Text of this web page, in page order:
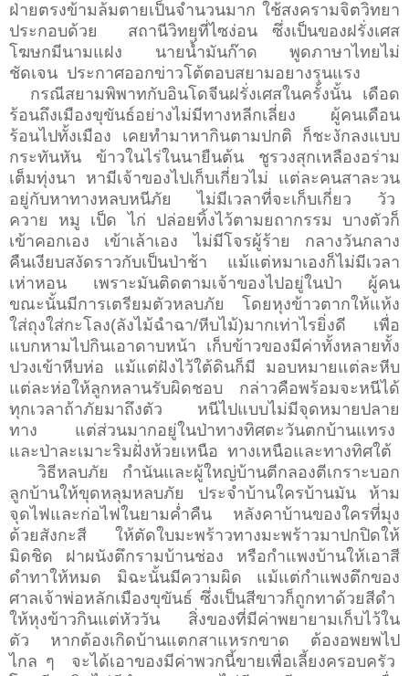
ฝ่ายตรงข้ามล้มตายเป็นจำนวนมาก ใช้สงครามจิตวิทยา
ประกอบด้วย สถานีวิทยุที่ไซง่อน ซึ่งเป็นของฝรั่งเศส
โฆษกมีนามแฝง นายน้ำมันก๊าด พูดภาษาไทยไม่
ชัดเจน ประกาศออกข่าวโต้ตอบสยามอยางรุนแรง
กรณีสยามพิพาทกับอินโดจีนฝรั่งเศสในครั้งนั้น เดือด
ร้อนถึงเมืองขุขันธ์อย่างไม่มีทางหลีกเลี่ยง ผู้คนเดือน
ร้อนไปทั้งเมือง เคยทำมาหากินตามปกติ ก็ชะงักลงแบบ
กระทันหัน ข้าวในไร่ในนายืนต้น ชูรวงสุกเหลืองอร่าม
เต็มทุ่งนา หามีเจ้าของไปเก็บเกี่ยวไม่ แต่ละคนสาละวน
อยู่กับหาทางหลบหนีภัย ไม่มีเวลาที่จะเก็บเกี่ยว วัว
ควาย หมู เป็ด ไก่ ปล่อยทิ้งไว้ตามยถากรรม บางตัวก็
เข้าคอกเอง เข้าเล้าเอง ไม่มีโจรผู้ร้าย กลางวันกลาง
คืนเงียบสงัดราวกับเป็นป่าช้า แม้แต่หมาเองก็ไม่มีเวลา
เห่าหอน เพราะมันติดตามเจ้าของไปอยู่ในป่า ผู้คน
ขณะนั้นมีการเตรียมตัวหลบภัย โดยหุงข้าวตากให้แห้ง
ใส่ถุงใส่กะโลง(ลังไม้ฉําฉา/หีบไม้)มากเท่าไรยิ่งดี เพื่อ
แบกหามไปกินเอาดาบหน้า เก็บข้าวของมีค่าทั้งหลายทั้ง
ปวงเข้าหีบห่อ แม้แต่ฝังไว้ใต้ดินก็มี มอบหมายแต่ละหีบ
แต่ละห่อให้ลูกหลานรับผิดชอบ กล่าวคือพร้อมจะหนีได้
ทุกเวลาถ้าภัยมาถึงตัว หนีไปแบบไม่มีจุดหมายปลาย
ทาง แต่ส่วนมากอยู่ในป่าทางทิศตะวันตกบ้านแทรง
และป่าละเมาะริมฝั่งห้วยเหนือ ทางเหนือและทางทิศใต้
วิธีหลบภัย กำนันและผู้ใหญ่บ้านตีกลองตีเกราะบอก
ลูกบ้านให้ขุดหลุมหลบภัย ประจำบ้านใครบ้านมัน ห้าม
จุดไฟและก่อไฟในยามค่ำคืน หลังคาบ้านของใครที่มุง
ด้วยสังกะสี ให้ตัดใบมะพร้าวทางมะพร้าวมาปกปิดให้
มิดชิด ฝาผนังตึกรามบ้านช่อง หรือกำแพงบ้านให้เอาสี
ดำทาให้หมด มิฉะนั้นมีความผิด แม้แต่กำแพงตึกของ
ศาลเจ้าพ่อหลักเมืองขุขันธ์ ซึ่งเป็นสีขาวก็ถูกทาด้วยสีดำ
ให้หุงข้าวกินแต่หัววัน สิ่งของที่มีค่าพยายามเก็บไว้ใน
ตัว หากต้องเกิดบ้านแตกสาแหรกขาด ต้องอพยพไป
ไกล ๆ จะได้เอาของมีค่าพวกนี้ขายเพื่อเลี้ยงครอบครัว